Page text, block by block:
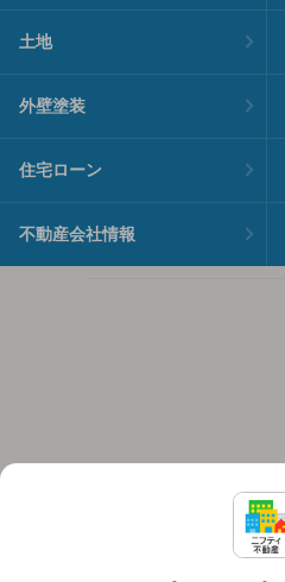
土地
外壁塗装
住宅ローン
不動産会社情報